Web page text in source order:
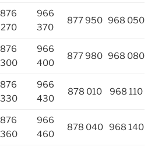
876
270
966
370
877 950 968 050
876
300
966
400
877 980 968 080
876
330
966
430
878 010 968 110
876
360
966
460
878 040 968 140